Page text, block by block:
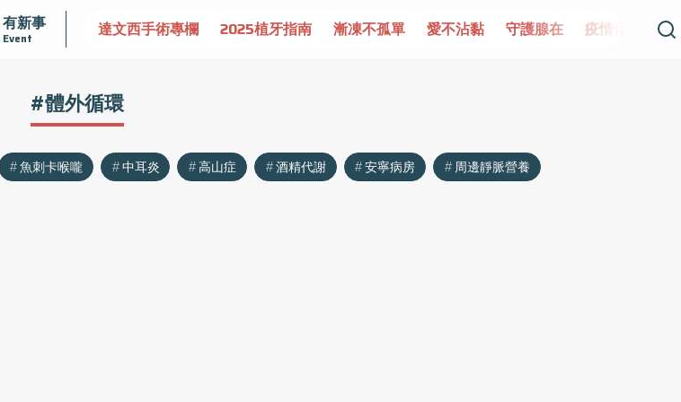
有新事
Event
守護骨骼健康 達文西手術專欄 2025植牙指南 漸凍不孤單 愛不沾黏 守護腺在 疫情保衛戰
#體外循環
魚刺卡喉嚨 中耳炎 高山症 酒精代謝 安寧病房 周邊靜脈營養